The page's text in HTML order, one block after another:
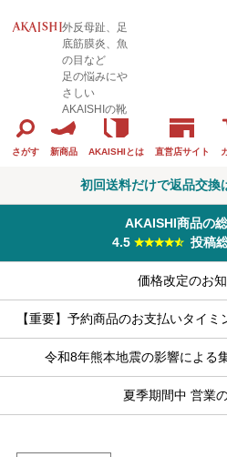
外反母趾、足
底筋膜炎、魚
の目など
足の悩みにや
さしい
AKAISHIの靴
さがす 新商品 AKAISHIとは 直営店サイト
初回送料だけで返品交換
AKAISHI商品の
4.5
投稿
価格改定のお
【重要】予約商品のお支払いタイ
令和8年熊本地震の影響による
夏季期間中 営業